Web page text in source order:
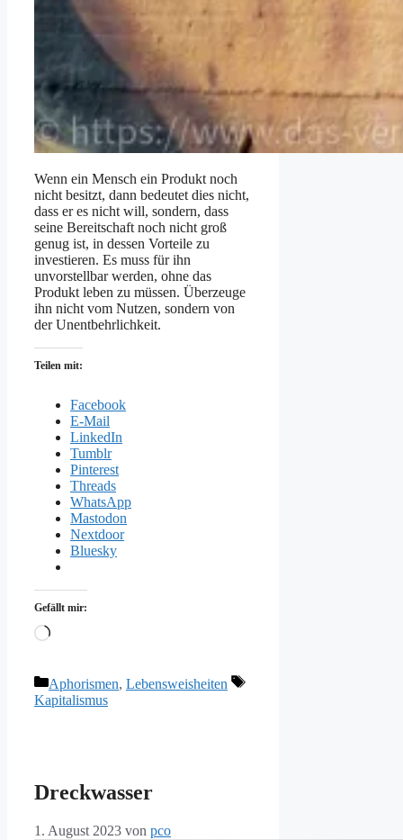
Wenn ein Mensch ein Produkt noch
nicht besitzt, dann bedeutet dies nicht,
dass er es nicht will, sondern, dass
seine Bereitschaft noch nicht groß
genug ist, in dessen Vorteile zu
investieren. Es muss für ihn
unvorstellbar werden, ohne das
Produkt leben zu müssen. Überzeuge
ihn nicht vom Nutzen, sondern von
der Unentbehrlichkeit.
Teilen mit:
Facebook
E-Mail
LinkedIn
Tumblr
Pinterest
Threads
WhatsApp
Mastodon
Nextdoor
Bluesky
Gefällt mir:
Wird
Kategorien
Aphorismen, Lebensweisheiten
Schlagwörter
Kapitalismus
Dreckwasser
1. August 2023 von pco